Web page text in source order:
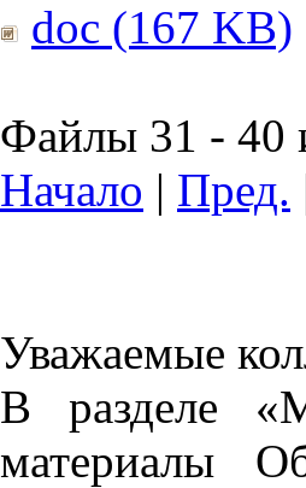
doc (167 KB)
Файлы 31 - 40
Начало | Пред.
Уважаемые
В разделе
материалы